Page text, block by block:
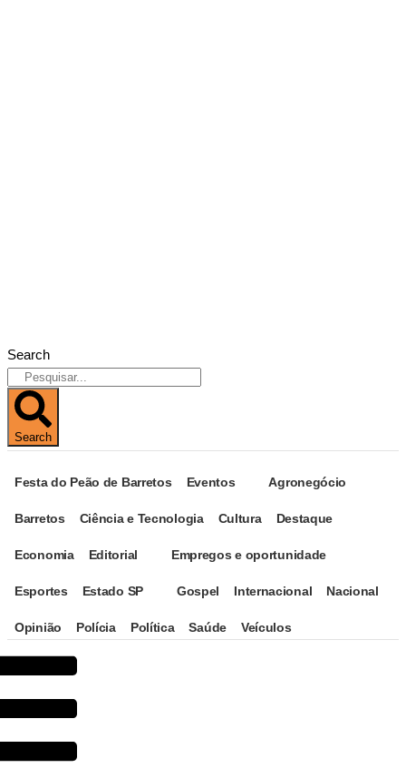
Search
Search
Festa do Peão de Barretos Eventos Agronegócio
Barretos Ciência e Tecnologia Cultura Destaque
Economia Editorial Empregos e oportunidade
Esportes Estado SP Gospel Internacional Nacional
Opinião Polícia Política Saúde Veículos